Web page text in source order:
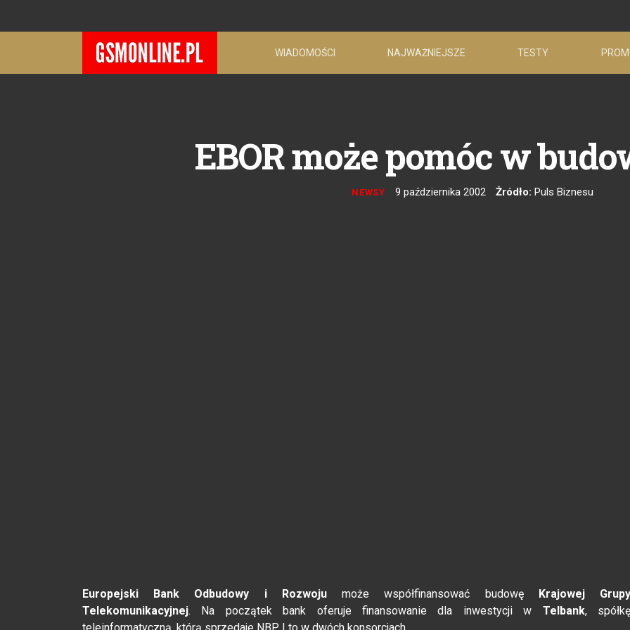
WIADOMOŚCI NAJWAŻNIEJSZE TESTY
EBOR może pomóc w
NEWSY 9 października 2002 Żródło: Puls Biznesu
Europejski Bank Odbudowy i Rozwojumoże współfinansować budowę Krajowej
Telekomunikacyjnej. Na początek bank oferuje finansowanie dla inwestycji w Telbank,
teleinformatyczną, którą sprzedaje NBP. I to w dwóch konsorcjach.